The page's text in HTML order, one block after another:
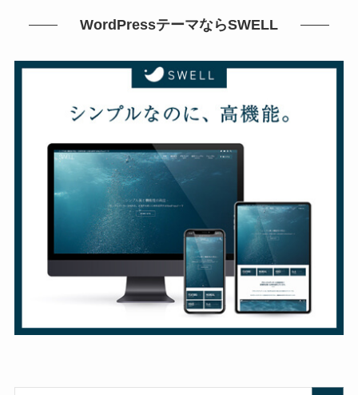
WordPressテーマならSWELL